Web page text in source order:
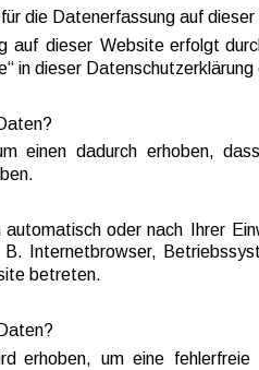
die Datenerfassung auf
auf dieser Website erfolgt
in dieser Datenschutzerklärung
einen dadurch erhoben,
automatisch oder nach Ihrer
B. Internetbrowser,
betreten.
erhoben, um eine fehlerfreie